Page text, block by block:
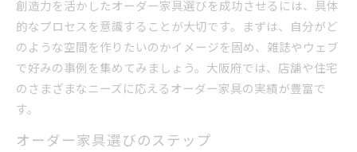
創造力を活かしたオーダー家具選びを成功させるには、具体
的なプロセスを意識することが大切です。まずは、自分がど
のような空間を作りたいのかイメージを固め、雑誌やウェブ
で好みの事例を集めてみましょう。大阪府では、店舗や住宅
のさまざまなニーズに応えるオーダー家具の実績が豊富で
す。
オーダー家具選びのステップ